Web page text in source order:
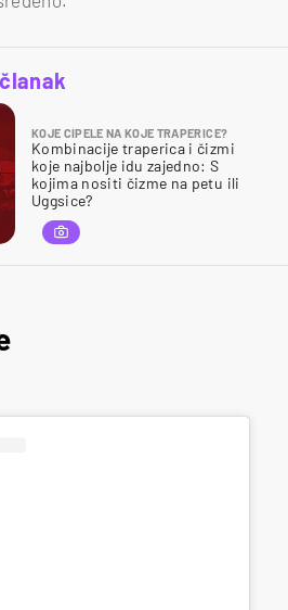
KOJE CIPELE NA KOJE TRAPERICE?
Kombinacije traperica i čizmi
koje najbolje idu zajedno: S
kojima nositi čizme na petu ili
Uggsice?